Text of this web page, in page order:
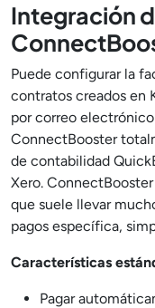
Integración
Puede configurar la
contratos creados en
por correo
ConnectBooster
de contabilidad
Xero.
que suele llevar
pagos específica,
Características
Pagar